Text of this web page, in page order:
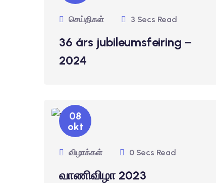
செய்திகள் 3 Secs Read
36 års jubileumsfeiring –
2024
08
okt
விழாக்கள் 0 Secs Read
வாணிவிழா 2023